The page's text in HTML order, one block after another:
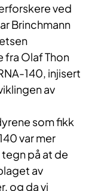
ved
Brinchmann
Olaf Thon
140, injisert
av
som fikk
var mer
på at de
av
og da vi